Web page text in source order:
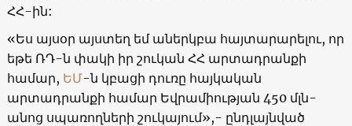
ՀՀ-ին:
«Ես այսօր այստեղ եմ աներկբա հայտարարելու, որ
եթե ՌԴ-ն փակի իր շուկան ՀՀ արտադրանքի
համար, ԵՄ-ն կբացի դուռը հայկական
արտադրանքի համար Եվրամիության 450 մլն-
անոց սպառողների շուկայում»,- ընդլայնված